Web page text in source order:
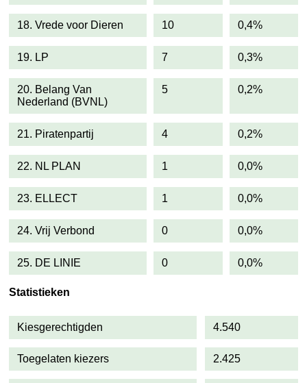
18. Vrede voor Dieren 10 0,4%
19. LP 7 0,3%
20. Belang Van
Nederland (BVNL)
5 0,2%
21. Piratenpartij 4 0,2%
22. NL PLAN 1 0,0%
23. ELLECT 1 0,0%
24. Vrij Verbond 0 0,0%
25. DE LINIE 0 0,0%
Statistieken
Kiesgerechtigden 4.540
Toegelaten kiezers 2.425